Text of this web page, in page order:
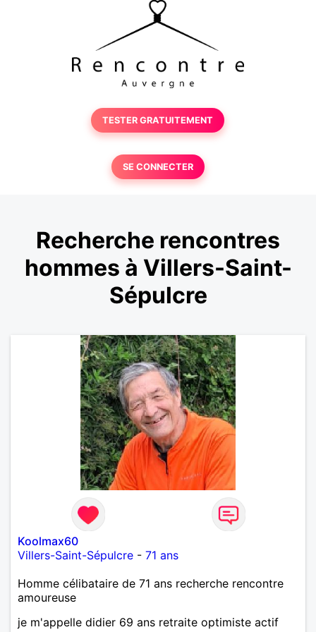
TESTER GRATUITEMENT
SE CONNECTER
Recherche rencontres
hommes à Villers-Saint-
Sépulcre
Koolmax60
Villers-Saint-Sépulcre - 71 ans
Homme célibataire de 71 ans recherche rencontre
amoureuse
je m'appelle didier 69 ans retraite optimiste actif